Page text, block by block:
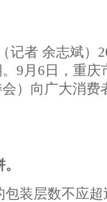
记者 余志斌）
9月6日，重
）向广大消费
装层数不应